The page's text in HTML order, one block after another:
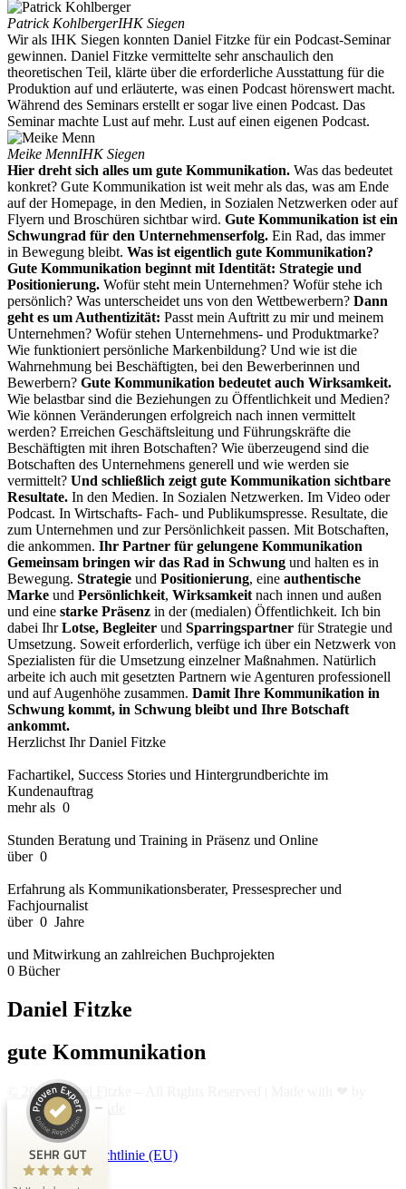
Patrick KohlbergerIHK Siegen
Wir als IHK Siegen konnten Daniel Fitzke für ein Podcast-Seminar
gewinnen. Daniel Fitzke vermittelte sehr anschaulich den
theoretischen Teil, klärte über die erforderliche Ausstattung für die
Produktion auf und erläuterte, was einen Podcast hörenswert macht.
Während des Seminars erstellt er sogar live einen Podcast. Das
Seminar machte Lust auf mehr. Lust auf einen eigenen Podcast.
Meike MennIHK Siegen
Hier dreht sich alles um gute Kommunikation. Was das bedeutet
konkret? Gute Kommunikation ist weit mehr als das, was am Ende
auf der Homepage, in den Medien, in Sozialen Netzwerken oder auf
Flyern und Broschüren sichtbar wird. Gute Kommunikation ist ein
Schwungrad für den Unternehmenserfolg. Ein Rad, das immer
in Bewegung bleibt. Was ist eigentlich gute Kommunikation?
Gute Kommunikation beginnt mit Identität: Strategie und
Positionierung. Wofür steht mein Unternehmen? Wofür stehe ich
persönlich? Was unterscheidet uns von den Wettbewerbern? Dann
geht es um Authentizität: Passt mein Auftritt zu mir und meinem
Unternehmen? Wofür stehen Unternehmens- und Produktmarke?
Wie funktioniert persönliche Markenbildung? Und wie ist die
Wahrnehmung bei Beschäftigten, bei den Bewerberinnen und
Bewerbern? Gute Kommunikation bedeutet auch Wirksamkeit.
Wie belastbar sind die Beziehungen zu Öffentlichkeit und Medien?
Wie können Veränderungen erfolgreich nach innen vermittelt
werden? Erreichen Geschäftsleitung und Führungskräfte die
Beschäftigten mit ihren Botschaften? Wie überzeugend sind die
Botschaften des Unternehmens generell und wie werden sie
vermittelt? Und schließlich zeigt gute Kommunikation sichtbare
Resultate. In den Medien. In Sozialen Netzwerken. Im Video oder
Podcast. In Wirtschafts- Fach- und Publikumspresse. Resultate, die
zum Unternehmen und zur Persönlichkeit passen. Mit Botschaften,
die ankommen. Ihr Partner für gelungene Kommunikation
Gemeinsam bringen wir das Rad in Schwung und halten es in
Bewegung. Strategie und Positionierung, eine authentische
Marke und Persönlichkeit, Wirksamkeitnach innen und außen
und eine starke Präsenz in der (medialen) Öffentlichkeit. Ich bin
dabei IhrLotse, Begleiter und Sparringspartner für Strategie und
Umsetzung. Soweit erforderlich, verfüge ich über ein Netzwerk von
Spezialisten für die Umsetzung einzelner Maßnahmen. Natürlich
arbeite ich auch mit gesetzten Partnern wie Agenturen professionell
und auf Augenhöhe zusammen. Damit Ihre Kommunikation in
Schwung kommt, in Schwung bleibt und Ihre Botschaft
ankommt.
Herzlichst Ihr Daniel Fitzke
Fachartikel, Success Stories und Hintergrundberichte im
Kundenauftrag​
mehr als 0
Stunden Beratung und Training in Präsenz und Online​
über 0
Erfahrung als Kommunikationsberater, Pressesprecher und
Fachjournalist​
über 0 Jahre
und Mitwirkung an zahlreichen Buchprojekten
0 Bücher
Daniel Fitzke
gute Kommunikation
© 2022 Daniel Fitzke – All Rights Reserved | Made with ❤ by
Göller-Mentoring.de
Impressum
Cookie-Richtlinie (EU)
SEHR GUT
Daniel Fitzke
100%
SEHR GUT
4,90 / 5,00
Bewertungen auf ProvenExpert.com